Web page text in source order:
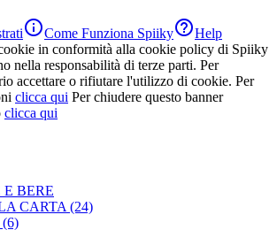
Come Funziona SpiikyHelp
in conformità alla cookie policy di Spiiky
nella responsabilità di terze parti. Per
accettare o rifiutare l'utilizzo di cookie. Per
clicca qui Per chiudere questo banner
clicca qui
BERE
CARTA (24)
(6)